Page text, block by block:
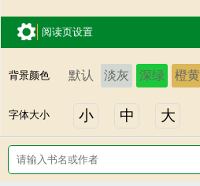
阅读页设置
背景颜色 默认 淡灰 深绿 橙黄
字体大小 小 中 大